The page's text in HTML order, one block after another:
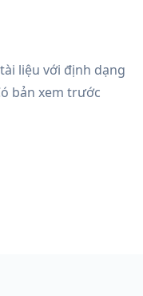
liệu với định dạng
bản xem trước